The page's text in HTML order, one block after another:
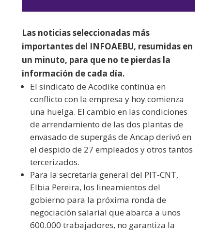
Las noticias seleccionadas más
importantes del INFOAEBU, resumidas en
un minuto, para que no te pierdas la
información de cada día.
El sindicato de Acodike continúa en
conflicto con la empresa y hoy comienza
una huelga. El cambio en las condiciones
de arrendamiento de las dos plantas de
envasado de supergás de Ancap derivó en
el despido de 27 empleados y otros tantos
tercerizados.
Para la secretaria general del PIT-CNT,
Elbia Pereira, los lineamientos del
gobierno para la próxima ronda de
negociación salarial que abarca a unos
600.000 trabajadores, no garantiza la